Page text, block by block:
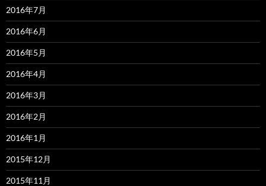
2016年7月
2016年6月
2016年5月
2016年4月
2016年3月
2016年2月
2016年1月
2015年12月
2015年11月